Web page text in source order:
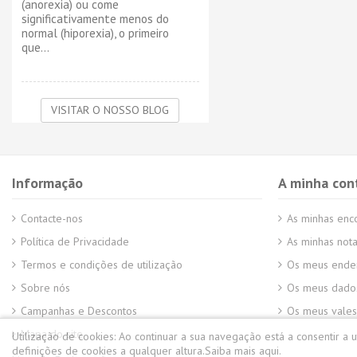
(anorexia) ou come
significativamente menos do
normal (hiporexia), o primeiro
que...
VISITAR O NOSSO BLOG
Informação
Contacte-nos
Política de Privacidade
Termos e condições de utilização
Sobre nós
Campanhas e Descontos
Mapa do site
A minha
As minhas
As minhas
Os meus
Os meus
Os meus
Utilização de cookies: Ao continuar a sua navegação está a consentir
definições de cookies a qualquer altura.Saiba mais aqui.